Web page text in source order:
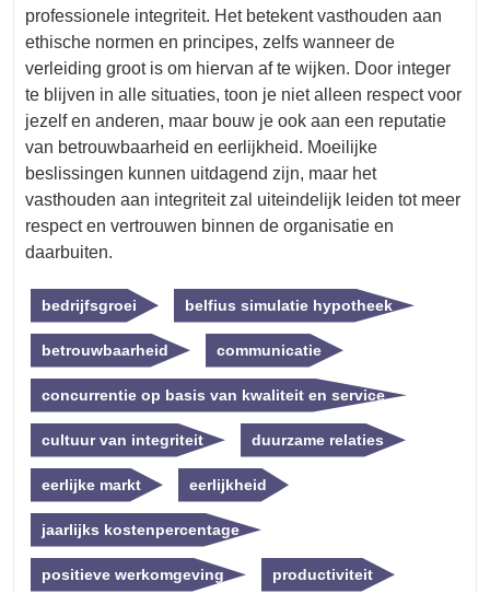
professionele integriteit. Het betekent vasthouden aan
ethische normen en principes, zelfs wanneer de
verleiding groot is om hiervan af te wijken. Door integer
te blijven in alle situaties, toon je niet alleen respect voor
jezelf en anderen, maar bouw je ook aan een reputatie
van betrouwbaarheid en eerlijkheid. Moeilijke
beslissingen kunnen uitdagend zijn, maar het
vasthouden aan integriteit zal uiteindelijk leiden tot meer
respect en vertrouwen binnen de organisatie en
daarbuiten.
bedrijfsgroei belfius simulatie hypotheek
betrouwbaarheid communicatie
concurrentie op basis van kwaliteit en service
cultuur van integriteit duurzame relaties
eerlijke markt eerlijkheid
jaarlijks kostenpercentage
positieve werkomgeving productiviteit